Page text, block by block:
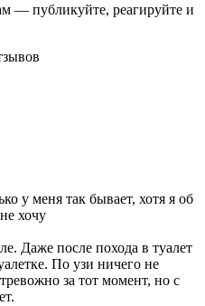
— публикуйте, реагируйте и
у меня так бывает, хотя я об
хочу
Даже после похода в туалет
По узи ничего не
за тот момент, но с